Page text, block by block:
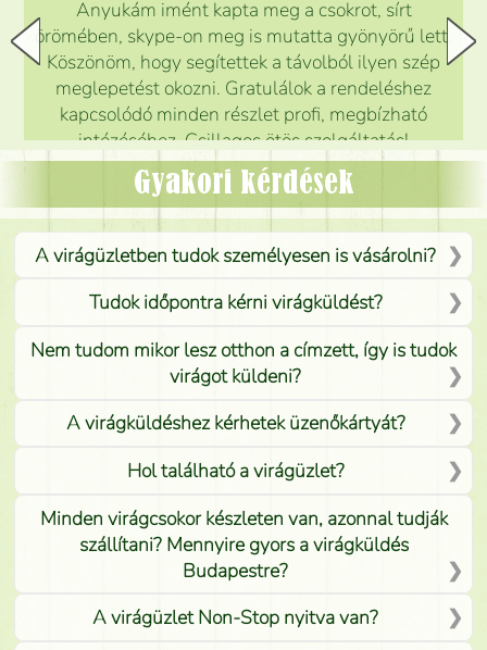
Anyukám imént kapta meg a csokrot, sírt
örömében, skype-on meg is mutatta gyönyörű lett.
Köszönöm, hogy segítettek a távolból ilyen szép
meglepetést okozni. Gratulálok a rendeléshez
kapcsolódó minden részlet profi, megbízható
intézéséhez. Csillagos ötös szolgáltatás!
Mónika
Gyakori kérdések
A virágüzletben tudok személyesen is vásárolni?
Tudok időpontra kérni virágküldést?
Nem tudom mikor lesz otthon a címzett, így is tudok
virágot küldeni?
A virágküldéshez kérhetek üzenőkártyát?
Hol található a virágüzlet?
Minden virágcsokor készleten van, azonnal tudják
szállítani? Mennyire gyors a virágküldés
Budapestre?
A virágüzlet Non-Stop nyitva van?